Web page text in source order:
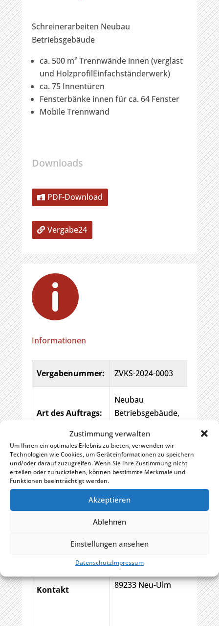
Zustimmung verwalten
Um Ihnen ein optimales Erlebnis zu bieten, verwenden wir
Technologien wie Cookies, um Geräteinformationen zu speichern
und/oder darauf zuzugreifen. Wenn Sie Ihre Zustimmung nicht
erteilen oder zurückziehen, können bestimmte Merkmale und
Funktionen beeinträchtigt werden.
Akzeptieren
Ablehnen
Einstellungen ansehen
DatenschutzImpressum
Schreinerarbeiten Neubau
Betriebsgebäude
ca. 500 m² Trennwände innen (verglast
und HolzprofilEinfachständerwerk)
ca. 75 Innentüren
Fensterbänke innen für ca. 64 Fenster
Mobile Trennwand
Downloads
PDF-Download
Vergabe24

Informationen
Vergabenummer: ZVKS-2024-0003
Art des Auftrags:
Neubau
Betriebsgebäude,
Ort der
Ausführung:
Zweckverband
Klärschlammverwertung
Reinzstr. 1
89233 Neu-Ulm
Kontakt
Klärschlammverwertung
89233 Neu-Ulm